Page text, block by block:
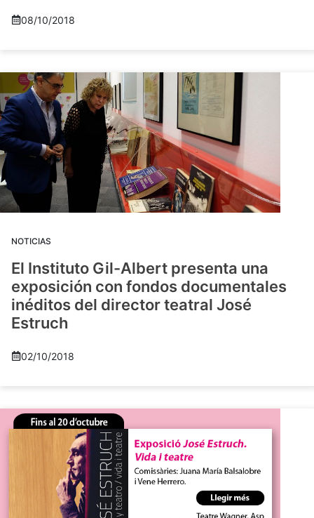
08/10/2018
NOTICIAS
El Instituto Gil-Albert presenta una
exposición con fondos documentales
inéditos del director teatral José
Estruch
02/10/2018